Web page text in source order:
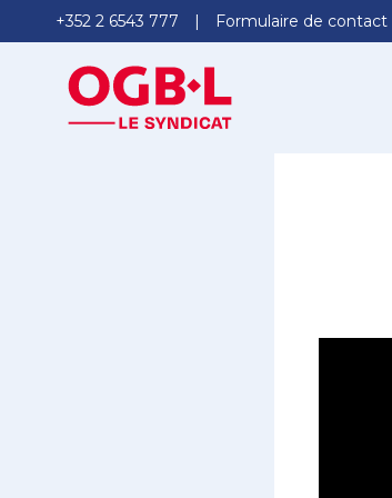
+352 2 6543 777 Formulaire de contact